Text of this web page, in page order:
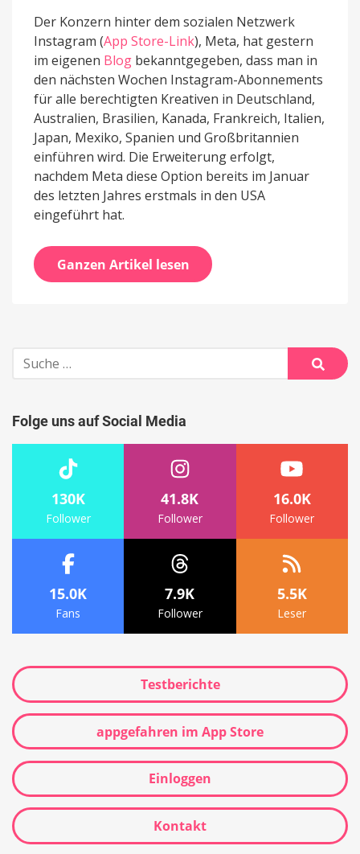
Der Konzern hinter dem sozialen Netzwerk
Instagram (App Store-Link), Meta, hat gestern
im eigenen Blog bekanntgegeben, dass man in
den nächsten Wochen Instagram-Abonnements
für alle berechtigten Kreativen in Deutschland,
Australien, Brasilien, Kanada, Frankreich, Italien,
Japan, Mexiko, Spanien und Großbritannien
einführen wird. Die Erweiterung erfolgt,
nachdem Meta diese Option bereits im Januar
des letzten Jahres erstmals in den USA
eingeführt hat.
Ganzen Artikel lesen
Suche
nach:
Suche
Folge uns auf Social Media
130K
Follower
41.8K
Follower
16.0K
Follower
15.0K
Fans
7.9K
Follower
5.5K
Leser
Testberichte
appgefahren im App Store
Einloggen
Kontakt